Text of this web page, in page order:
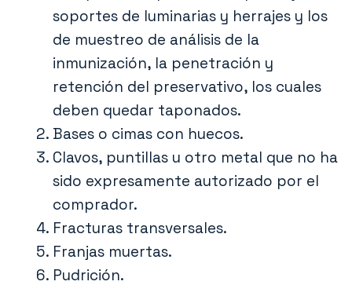
soportes de luminarias y herrajes y los
de muestreo de análisis de la
inmunización, la penetración y
retención del preservativo, los cuales
deben quedar taponados.
Bases o cimas con huecos.
Clavos, puntillas u otro metal que no ha
sido expresamente autorizado por el
comprador.
Fracturas transversales.
Franjas muertas.
Pudrición.